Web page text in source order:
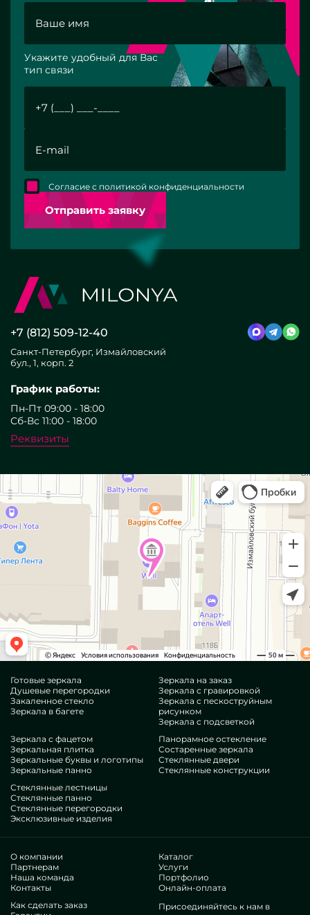
Укажите удобный для Вас
тип связи
Отправить заявку
Согласие с политикой конфиденциальности
+7 (812) 509-12-40
Санкт-Петербург, Измайловский
бул., 1, корп. 2
График работы:
Пн-Пт 09:00 - 18:00
Сб-Вс 11:00 - 18:00
Реквизиты
Готовые зеркала
Душевые перегородки
Закаленное стекло
Зеркала в багете
Зеркала на заказ
Зеркала с гравировкой
Зеркала с пескоструйным
рисунком
Зеркала с подсветкой
Зеркала с фацетом
Зеркальная плитка
Зеркальные буквы и логотипы
Зеркальные панно
Панорамное остекление
Состаренные зеркала
Стеклянные двери
Стеклянные конструкции
Стеклянные лестницы
Стеклянные панно
Стеклянные перегородки
Эксклюзивные изделия
О компании
Партнерам
Наша команда
Контакты
Каталог
Услуги
Портфолио
Онлайн-оплата
Как сделать заказ
Присоединяйтесь к нам в